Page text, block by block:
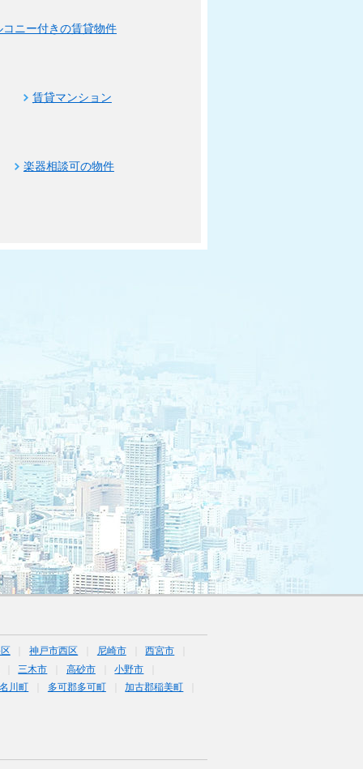
ニー付きの賃貸物件
賃貸マンション
楽器相談可の物件
神戸市西区 尼崎市
西宮市
三木市 高砂市
小野市
川町 多可郡多可町
加古郡稲美町